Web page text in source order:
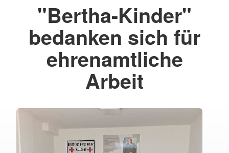
"Bertha-Kinder"
bedanken sich für
ehrenamtliche
Arbeit